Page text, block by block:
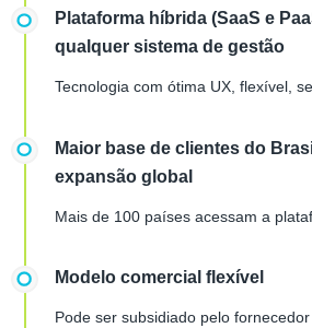
Plataforma híbrida (SaaS e
qualquer sistema de gestão
Tecnologia com ótima UX, flexível,
Maior base de clientes do
expansão global
Mais de 100 países acessam a
Modelo comercial flexível
Pode ser subsidiado pelo